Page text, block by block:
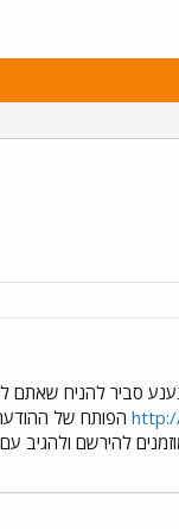
סביר להניח
הפותח של
להירשם